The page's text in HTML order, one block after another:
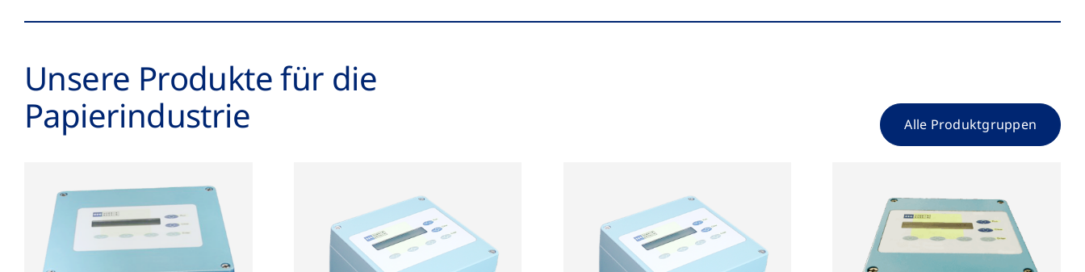
Unsere Produkte für die
Papier­industrie
Alle Produktgruppen